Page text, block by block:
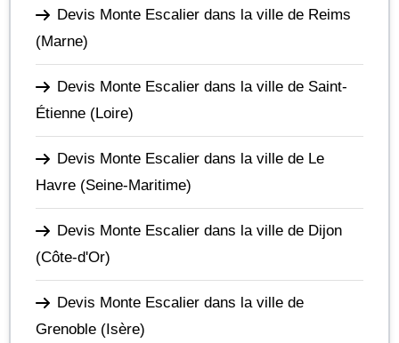
Devis Monte Escalier dans la ville de Reims
(Marne)
Devis Monte Escalier dans la ville de Saint-
Étienne (Loire)
Devis Monte Escalier dans la ville de Le
Havre (Seine-Maritime)
Devis Monte Escalier dans la ville de Dijon
(Côte-d'Or)
Devis Monte Escalier dans la ville de
Grenoble (Isère)